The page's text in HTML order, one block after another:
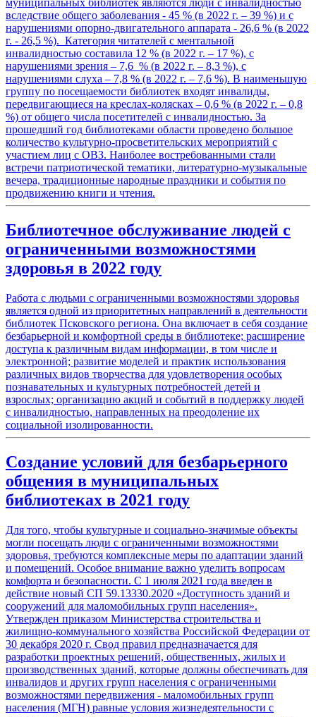
муниципальных библиотек являются люди с инвалидностью
вследствие общего заболевания - 45 % (в 2022 г. – 39 %) и с
нарушениями опорно-двигательного аппарата - 26,6 % (в 2022
г. - 26,5 %). Категория читателей с ментальной
инвалидностью составила 12 % (в 2022 г. – 17 %), с
нарушениями зрения – 7,6 % (в 2022 г. – 8,3 %), с
нарушениями слуха – 7,8 % (в 2022 г. – 7,6 %). В наименьшую
группу по посещаемости библиотек входят инвалиды,
передвигающиеся на креслах-колясках – 0,6 % (в 2022 г. – 0,8
%) от общего числа посетителей с инвалидностью. За
прошедший год библиотеками области проведено большое
количество культурно-просветительских мероприятий с
участием лиц с ОВЗ. Наиболее востребованными стали
встречи патриотической тематики, литературно-музыкальные
вечера, традиционные народные праздники и события по
продвижению книги и чтения.
Библиотечное обслуживание людей с
ограниченными возможностями
здоровья в 2022 году
Работа с людьми с ограниченными возможностями здоровья
является одной из приоритетных направлений в деятельности
библиотек Псковского региона. Она включает в себя создание
безбарьерной и комфортной среды в библиотеке; расширение
доступа к различным видам информации, в том числе и
электронной; развитие моделей и практик использования
различных видов творчества для удовлетворения особых
познавательных и культурных потребностей детей и
взрослых; организацию акций и событий в поддержку людей
с инвалидностью, направленных на преодоление их
социальной изолированности.
Создание условий для безбарьерного
общения в муниципальных
библиотеках в 2021 году
Для того, чтобы культурные и социально-значимые объекты
могли посещать люди с ограниченными возможностями
здоровья, требуются комплексные меры по адаптации зданий
и помещений. Особое внимание важно уделить вопросам
комфорта и безопасности. С 1 июля 2021 года введен в
действие новый СП 59.13330.2020 «Доступность зданий и
сооружений для маломобильных групп населения».
Утвержден приказом Министерства строительства и
жилищно-коммунального хозяйства Российской Федерации от
30 декабря 2020 г. Свод правил предназначается для
разработки проектных решений, общественных, жилых и
производственных зданий, которые должны обеспечивать для
инвалидов и других групп населения с ограниченными
возможностями передвижения - маломобильных групп
населения (МГН) равные условия жизнедеятельности с